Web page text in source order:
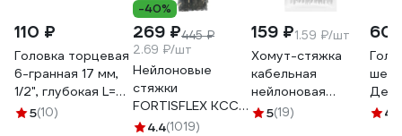
110 ₽
Головка торцевая
6-гранная 17 мм,
1/2", глубокая L=75
мм ROCKFORCE
5(10)
-40%
269 ₽445 ₽
2.69 ₽/шт
Нейлоновые
стяжки
FORTISFLEX КСС
5х300 черный
4.4(1019)
159 ₽1.59 ₽/шт
Хомут-стяжка
кабельная
нейлоновая
Safeline 2,5x160-
5(19)
60
мм4.9